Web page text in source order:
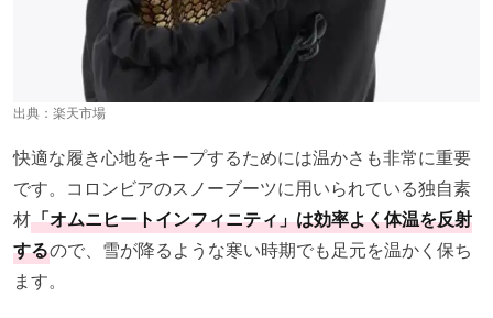
出典： 楽天市場
快適な履き心地をキープするためには温かさも非常に重要
です。コロンビアのスノーブーツに用いられている独自素
材「オムニヒートインフィニティ」は効率よく体温を反射
するので、雪が降るような寒い時期でも足元を温かく保ち
ます。